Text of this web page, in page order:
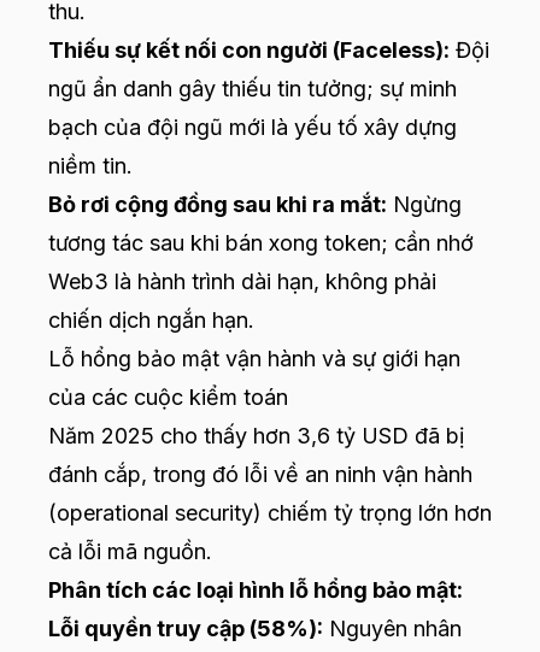
thu.
Thiếu sự kết nối con người (Faceless): Đội
ngũ ẩn danh gây thiếu tin tưởng; sự minh
bạch của đội ngũ mới là yếu tố xây dựng
niềm tin.
Bỏ rơi cộng đồng sau khi ra mắt: Ngừng
tương tác sau khi bán xong token; cần nhớ
Web3 là hành trình dài hạn, không phải
chiến dịch ngắn hạn.
Lỗ hổng bảo mật vận hành và sự giới hạn
của các cuộc kiểm toán
Năm 2025 cho thấy hơn 3,6 tỷ USD đã bị
đánh cắp, trong đó lỗi về an ninh vận hành
(operational security) chiếm tỷ trọng lớn hơn
cả lỗi mã nguồn.
Phân tích các loại hình lỗ hổng bảo mật:
Lỗi quyền truy cập (58%): Nguyên nhân